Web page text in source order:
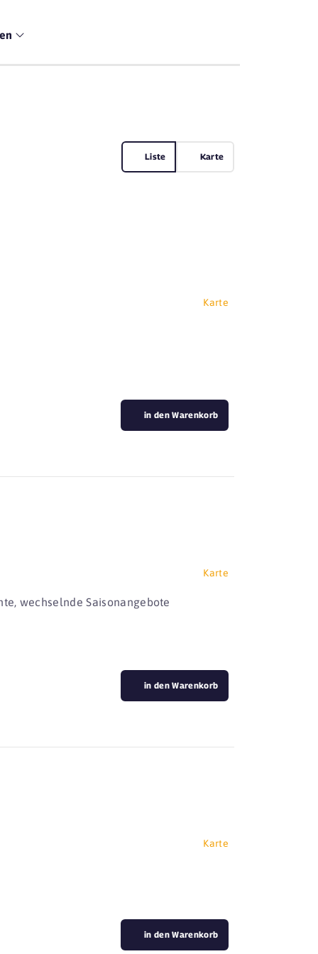
Liste Karte
Karte
in den Warenkorb
Karte
wechselnde Saisonangebote
in den Warenkorb
Karte
in den Warenkorb